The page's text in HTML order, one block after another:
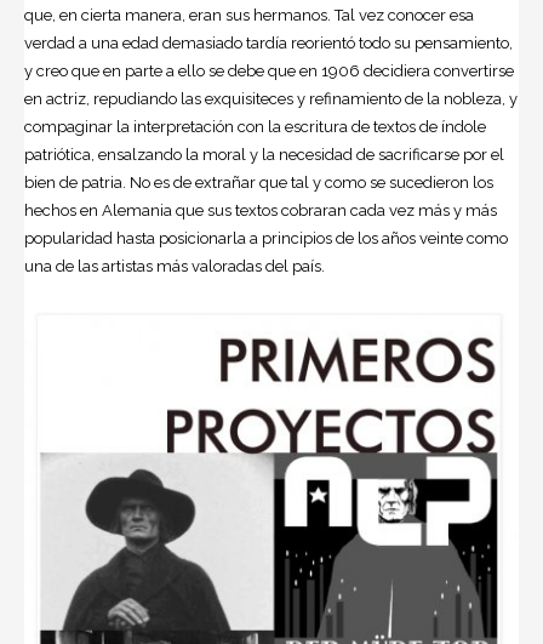
que, en cierta manera, eran sus hermanos. Tal vez conocer esa
verdad a una edad demasiado tardía reorientó todo su pensamiento,
y creo que en parte a ello se debe que en 1906 decidiera convertirse
en actriz, repudiando las exquisiteces y refinamiento de la nobleza, y
compaginar la interpretación con la escritura de textos de índole
patriótica, ensalzando la moral y la necesidad de sacrificarse por el
bien de patria. No es de extrañar que tal y como se sucedieron los
hechos en Alemania que sus textos cobraran cada vez más y más
popularidad hasta posicionarla a principios de los años veinte como
una de las artistas más valoradas del país.